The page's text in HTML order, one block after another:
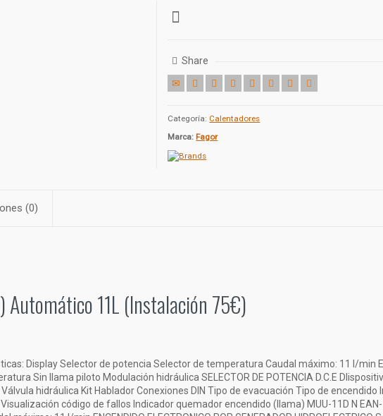
Share
Categoría: Calentadores
Marca: Fagor
(0)
Automático 11L (Instalación 75€)
Display Selector de potencia Selector de temperatura Caudal máximo: 11 l/min
Sin llama piloto Modulación hidráulica SELECTOR DE POTENCIA D.C.E
hidráulica Kit Hablador Conexiones DIN Tipo de evacuación Tipo de
código de fallos Indicador quemador encendido (llama) MUU-11D N